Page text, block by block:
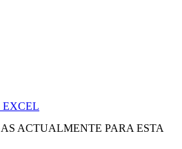
EXCEL
ACTUALMENTE PARA ESTA